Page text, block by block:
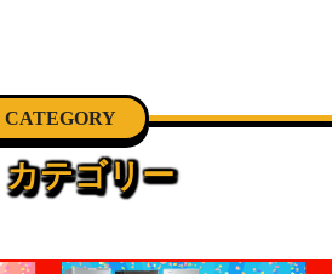
CATEGORY
カテゴリー